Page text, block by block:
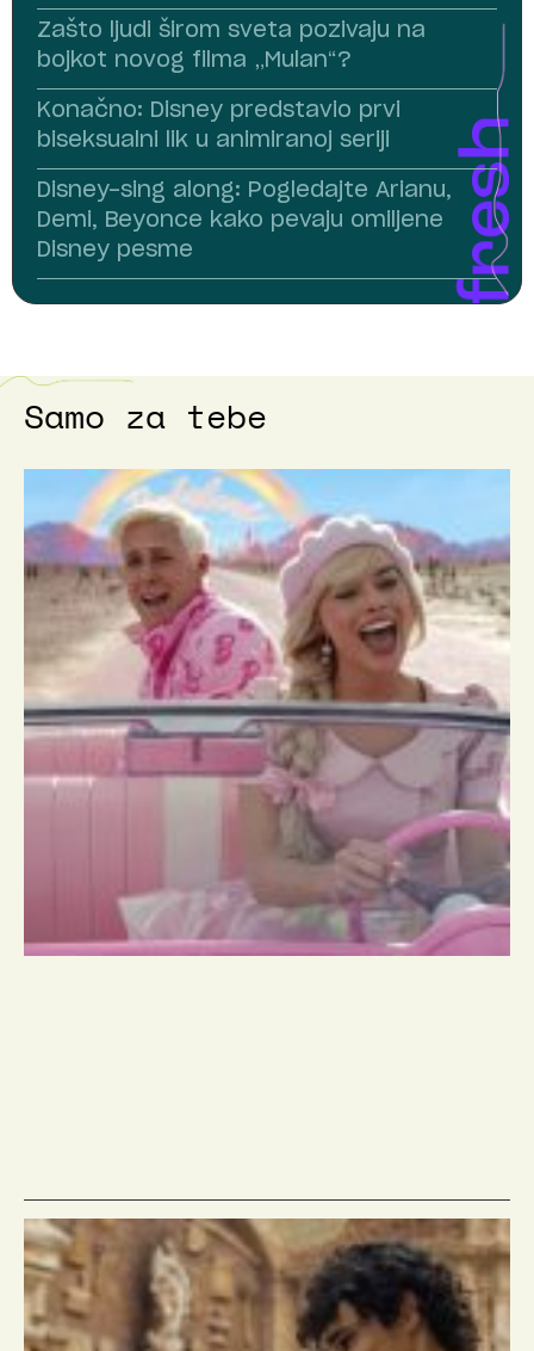
Zašto ljudi širom sveta pozivaju na
bojkot novog filma „Mulan“?
Konačno: Disney predstavio prvi
biseksualni lik u animiranoj seriji
Disney-sing along: Pogledajte Arianu,
Demi, Beyonce kako pevaju omiljene
Disney pesme
Samo za tebe